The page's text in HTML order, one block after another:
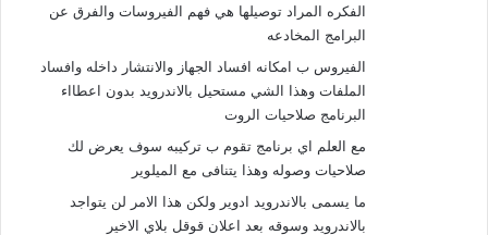
الفكره المراد توصيلها هي فهم الفيروسات والفرق عن
البرامج المخادعه
الفيروس ب امكانه افساد الجهاز والانتشار داخله وافساد
الملفات وهذا الشي مستحيل بالاندرويد بدون اعطااﺀ
البرنامج صلاحيات الروت
مع العلم اي برنامج تقوم ب تركيبه سوف يعرض لك
صلاحيات وصوله وهذا يتنافى مع الميلوير
ما يسمى بالاندرويد ادوير ولكن هذا الامر لن يتواجد
بالاندرويد وسوقه بعد اعلان قوقل بلاي الاخير